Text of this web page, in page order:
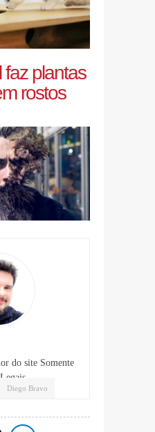
faz plantas
rostos
Diego Bravo
do site Somente